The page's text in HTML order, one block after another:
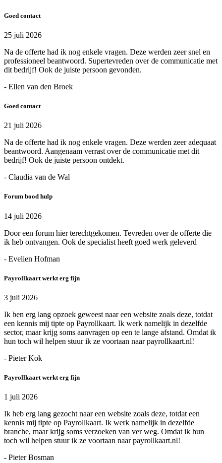
Goed contact
25 juli 2026
Na de offerte had ik nog enkele vragen. Deze werden zeer snel en
professioneel beantwoord. Supertevreden over de communicatie met
dit bedrijf! Ook de juiste persoon gevonden.
- Ellen van den Broek
Goed contact
21 juli 2026
Na de offerte had ik nog enkele vragen. Deze werden zeer adequaat
beantwoord. Aangenaam verrast over de communicatie met dit
bedrijf! Ook de juiste persoon ontdekt.
- Claudia van de Wal
Forum bood hulp
14 juli 2026
Door een forum hier terechtgekomen. Tevreden over de offerte die
ik heb ontvangen. Ook de specialist heeft goed werk geleverd
- Evelien Hofman
Payrollkaart werkt erg fijn
3 juli 2026
Ik ben erg lang opzoek geweest naar een website zoals deze, totdat
een kennis mij tipte op Payrollkaart. Ik werk namelijk in dezelfde
sector, maar krijg soms aanvragen op een te lange afstand. Omdat ik
hun toch wil helpen stuur ik ze voortaan naar payrollkaart.nl!
- Pieter Kok
Payrollkaart werkt erg fijn
1 juli 2026
Ik heb erg lang gezocht naar een website zoals deze, totdat een
kennis mij tipte op Payrollkaart. Ik werk namelijk in dezelfde
branche, maar krijg soms verzoeken van ver weg. Omdat ik hun
toch wil helpen stuur ik ze voortaan naar payrollkaart.nl!
- Pieter Bosman